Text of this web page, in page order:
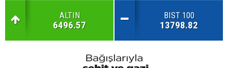
ALTIN
6496.57
BIST 100
13798.82